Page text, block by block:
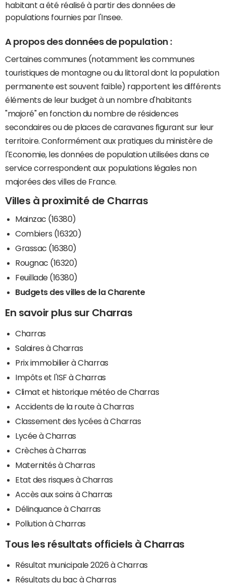
habitant a été réalisé à partir des données de
populations fournies par l'Insee.
A propos des données de population :
Certaines communes (notamment les communes
touristiques de montagne ou du littoral dont la population
permanente est souvent faible) rapportent les différents
éléments de leur budget à un nombre d'habitants
"majoré" en fonction du nombre de résidences
secondaires ou de places de caravanes figurant sur leur
territoire. Conformément aux pratiques du ministère de
l'Economie, les données de population utilisées dans ce
service correspondent aux populations légales non
majorées des villes de France.
Villes à proximité de Charras
Mainzac (16380)
Combiers (16320)
Grassac (16380)
Rougnac (16320)
Feuillade (16380)
Budgets des villes de la Charente
En savoir plus sur Charras
Charras
Salaires à Charras
Prix immobilier à Charras
Impôts et l'ISF à Charras
Climat et historique météo de Charras
Accidents de la route à Charras
Classement des lycées à Charras
Lycée à Charras
Crèches à Charras
Maternités à Charras
Etat des risques à Charras
Accès aux soins à Charras
Délinquance à Charras
Pollution à Charras
Tous les résultats officiels à Charras
Résultat municipale 2026 à Charras
Résultats du bac à Charras